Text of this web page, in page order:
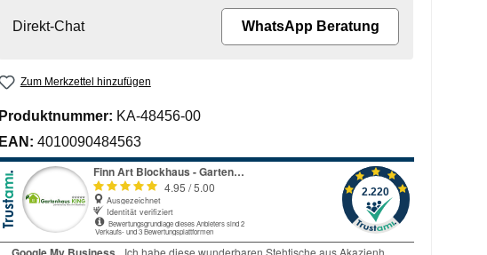
Direkt-Chat WhatsApp Beratung
Zum Merkzettel hinzufügen
Produktnummer: KA-48456-00
EAN: 4010090484563